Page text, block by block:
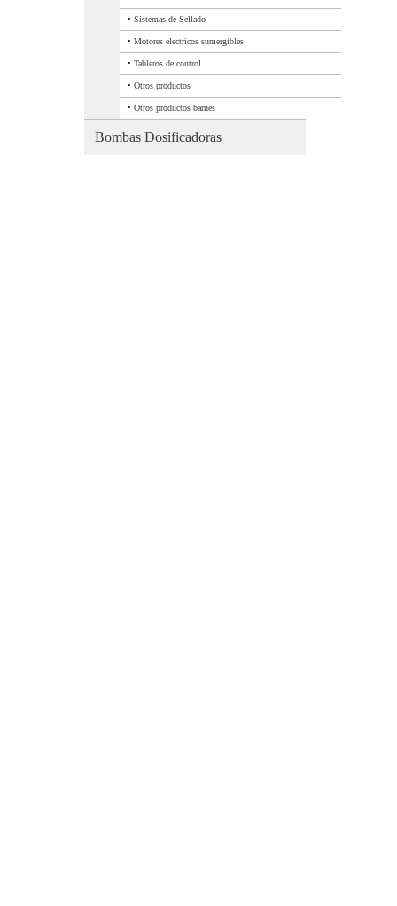
• Sistemas de Sellado
• Motores electricos sumergibles
• Tableros de control
• Otros productos
• Otros productos barnes
Bombas Dosificadoras